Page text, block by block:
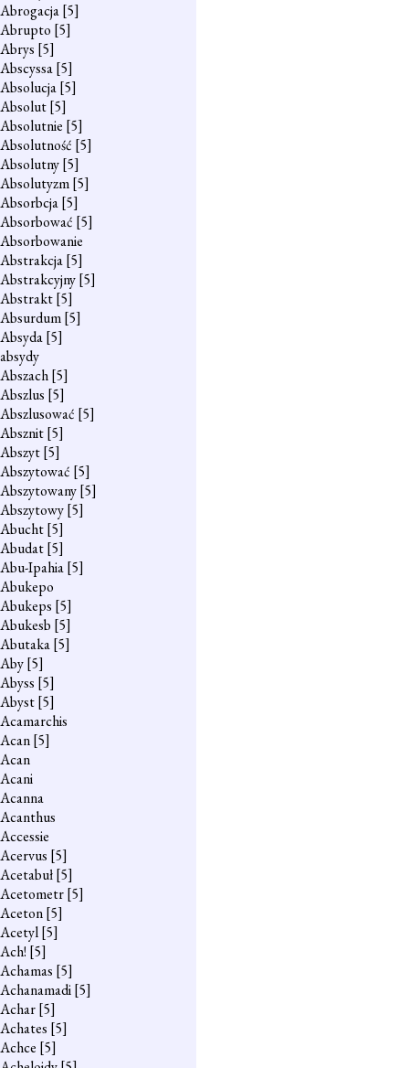
Abrogacja[5]
Abrupto [5]
Abrys [5]
Abscyssa[5]
Absolucja[5]
Absolut[5]
Absolutnie [5]
Absolutność [5]
Absolutny[5]
Absolutyzm[5]
Absorbcja[5]
Absorbować [5]
Absorbowanie
Abstrakcja[5]
Abstrakcyjny[5]
Abstrakt[5]
Absurdum[5]
Absyda[5]
absydy
Abszach[5]
Abszlus [5]
Abszlusować [5]
Absznit[5]
Abszyt[5]
Abszytować [5]
Abszytowany[5]
Abszytowy[5]
Abucht[5]
Abudat[5]
Abu-Ipahia[5]
Abukepo
Abukeps [5]
Abukesb [5]
Abutaka[5]
Aby[5]
Abyss [5]
Abyst[5]
Acamarchis
Acan[5]
Acan
Acani
Acanna
Acanthus
Accessie
Acervus [5]
Acetabuł[5]
Acetometr[5]
Aceton[5]
Acetyl[5]
Ach! [5]
Achamas [5]
Achanamadi[5]
Achar[5]
Achates [5]
Achce [5]